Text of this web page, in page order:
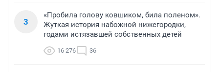
3
«Пробила голову ковшиком, била поленом».
Жуткая история набожной нижегородки,
годами истязавшей собственных детей
16 276 36